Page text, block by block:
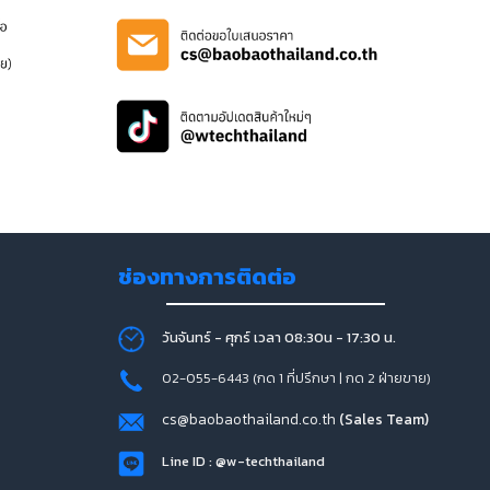
ช่องทางการติดต่อ
วันจันทร์ - ศุกร์ เวลา 08:30น - 17:30 น.
02-055-6443 (กด 1 ที่ปรึกษา | กด 2 ฝ่ายขาย)
cs@baobaothailand.co.th (Sales Team)
Line ID : @w-techthailand